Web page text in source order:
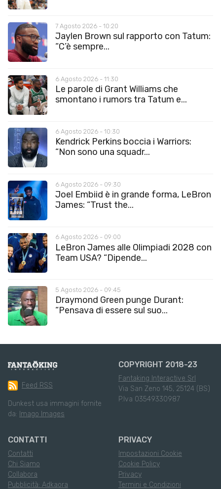
7 Agosto 2026 - 10:20
Jaylen Brown sul rapporto con Tatum:
“C’è sempre...
6 Agosto 2026 - 11:30
Le parole di Grant Williams che
smontano i rumors tra Tatum e...
6 Agosto 2026 - 10:30
Kendrick Perkins boccia i Warriors:
“Non sono una squadr...
6 Agosto 2026 - 09:30
Joel Embiid è in grande forma, LeBron
James: “Trust the...
6 Agosto 2026 - 09:00
LeBron James alle Olimpiadi 2028 con
Team USA? “Dipende...
5 Agosto 2026 - 09:45
Draymond Green punge Durant:
“Pensava di essere sul suo...
Feed RSS
Dunkest usa immagini fornite
da: Imago Images
COPYRIGHT 2018-23
Fantaking Interactive Srl
Via San Zeno 145, 25124 (BS)
P.Iva 03549330987
CONTATTI
Contatti
Chi Siamo
Collabora
Pubblicità: Adkaora
PRIVACY
Impostazioni Cookie
Cookie Policy
Privacy
Termini e Condizioni